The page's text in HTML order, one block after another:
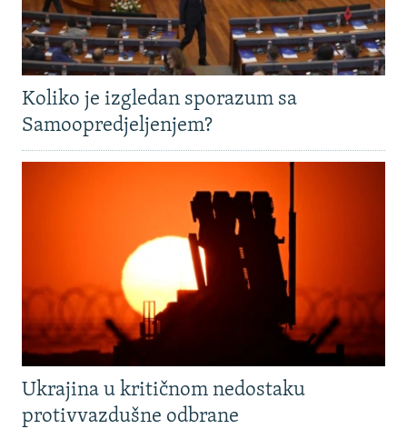
Koliko je izgledan sporazum sa
Samoopredjeljenjem?
Ukrajina u kritičnom nedostaku
protivvazdušne odbrane